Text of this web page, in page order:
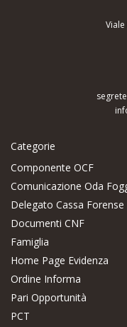
Categorie
Componente OCF
Comunicazione Oda
Delegato Cassa Forense
Documenti CNF
Famiglia
Home Page Evidenza
Ordine Informa
Pari Opportunità
PCT